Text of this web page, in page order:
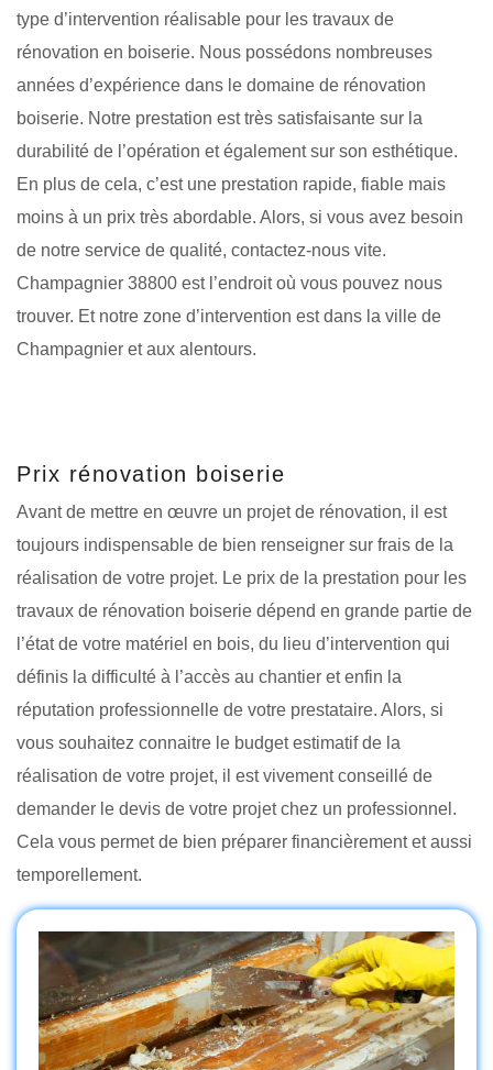
type d’intervention réalisable pour les travaux de
rénovation en boiserie. Nous possédons nombreuses
années d’expérience dans le domaine de rénovation
boiserie. Notre prestation est très satisfaisante sur la
durabilité de l’opération et également sur son esthétique.
En plus de cela, c’est une prestation rapide, fiable mais
moins à un prix très abordable. Alors, si vous avez besoin
de notre service de qualité, contactez-nous vite.
Champagnier 38800 est l’endroit où vous pouvez nous
trouver. Et notre zone d’intervention est dans la ville de
Champagnier et aux alentours.
Prix rénovation boiserie
Avant de mettre en œuvre un projet de rénovation, il est
toujours indispensable de bien renseigner sur frais de la
réalisation de votre projet. Le prix de la prestation pour les
travaux de rénovation boiserie dépend en grande partie de
l’état de votre matériel en bois, du lieu d’intervention qui
définis la difficulté à l’accès au chantier et enfin la
réputation professionnelle de votre prestataire. Alors, si
vous souhaitez connaitre le budget estimatif de la
réalisation de votre projet, il est vivement conseillé de
demander le devis de votre projet chez un professionnel.
Cela vous permet de bien préparer financièrement et aussi
temporellement.